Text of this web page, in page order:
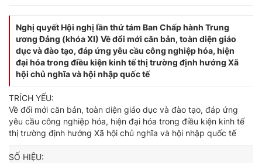
Nghị quyết Hội nghị lần thứ tám Ban Chấp hành Trung
ương Đảng (khóa XI) Về đổi mới căn bản, toàn diện giáo
dục và đào tạo, đáp ứng yêu cầu công nghiệp hóa, hiện
đại hóa trong điều kiện kinh tế thị trường định hướng Xã
hội chủ nghĩa và hội nhập quốc tế
TRÍCH YẾU:
Về đổi mới căn bản, toàn diện giáo dục và đào tạo, đáp ứng
yêu cầu công nghiệp hóa, hiện đại hóa trong điều kiện kinh tế
thị trường định hướng Xã hội chủ nghĩa và hội nhập quốc tế
SỐ HIỆU: